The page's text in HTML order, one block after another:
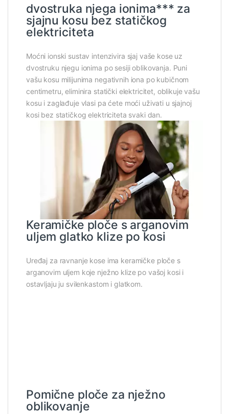
dvostruka njega ionima*** za
sjajnu kosu bez statičkog
elektriciteta
Moćni ionski sustav intenzivira sjaj vaše kose uz
dvostruku njegu ionima po sesiji oblikovanja. Puni
vašu kosu milijunima negativnih iona po kubičnom
centimetru, eliminira statički elektricitet, oblikuje vašu
kosu i zaglađuje vlasi pa ćete moći uživati u sjajnoj
kosi bez statičkog elektriciteta svaki dan.
Keramičke ploče s arganovim
uljem glatko klize po kosi
Uređaj za ravnanje kose ima keramičke ploče s
arganovim uljem koje nježno klize po vašoj kosi i
ostavljaju ju svilenkastom i glatkom.
Pomične ploče za nježno
oblikovanje